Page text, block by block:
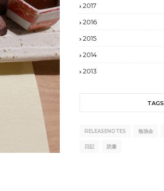
2017
2016
2015
2014
2013
TAGS
RELEASENOTES 勉強会
日記 読書